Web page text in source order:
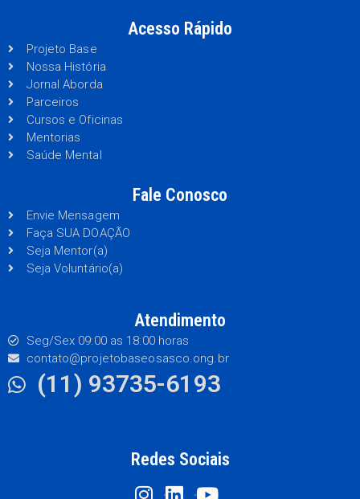
Acesso Rápido
Projeto Base
Nossa História
Jornal Aborda
Parceiros
Cursos e Oficinas
Mentorias
Saúde Mental
Fale Conosco
Envie Mensagem
Faça SUA DOAÇÃO
Seja Mentor(a)
Seja Voluntário(a)
Atendimento
Seg/Sex 09:00 as 18:00 horas
contato@projetobaseosasco.ong.br
(11) 93735-6193
Redes Sociais